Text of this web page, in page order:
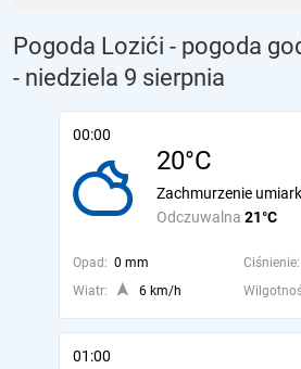
Pogoda Lozići - pogoda
- niedziela 9 sierpnia
00:00
20°C
Odczuwalna 21°C
Zachmurzenie
Opad: 0 mm Ciśnienie:
Wiatr:
6 km/h
01:00